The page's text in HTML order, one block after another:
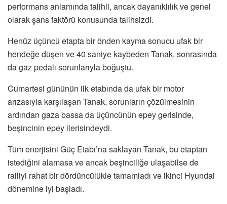
performans anlamında talihli, ancak dayanıklılık ve genel
olarak şans faktörü konusunda talihsizdi.
Henüz üçüncü etapta bir önden kayma sonucu ufak bir
hendeğe düşen ve 40 saniye kaybeden Tanak, sonrasında
da gaz pedalı sorunlarıyla boğuştu.
Cumartesi gününün ilk etabında da ufak bir motor
arızasıyla karşılaşan Tanak, sorunların çözülmesinin
ardından gaza bassa da üçüncünün epey gerisinde,
beşincinin epey ilerisindeydi.
Tüm enerjisini Güç Etabı’na saklayan Tanak, bu etaptan
istediğini alamasa ve ancak beşinciliğe ulaşabilse de
ralliyi rahat bir dördüncülükle tamamladı ve ikinci Hyundai
dönemine iyi başladı.